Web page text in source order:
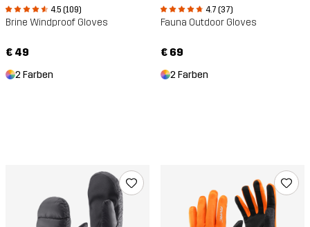
4.5 (109)
Brine Windproof Gloves
€ 49
2 Farben
4.7 (37)
Fauna Outdoor Gloves
€ 69
2 Farben